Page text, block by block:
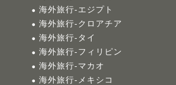
海外旅行-エジプト
海外旅行-クロアチア
海外旅行-タイ
海外旅行-フィリピン
海外旅行-マカオ
海外旅行-メキシコ